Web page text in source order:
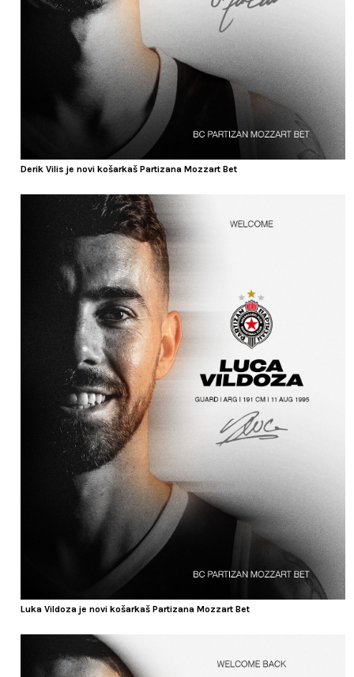
Derik Vilis je novi košarkaš Partizana Mozzart Bet
Luka Vildoza je novi košarkaš Partizana Mozzart Bet